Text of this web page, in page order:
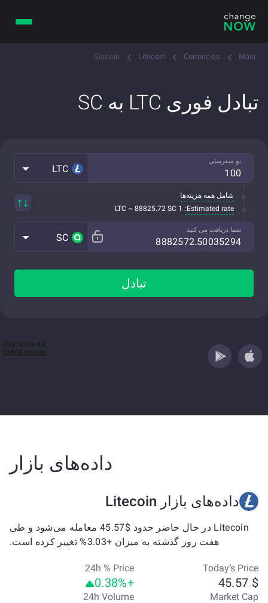
Main
Currencies
Litecoin
Siacoin
تبادل فوری LTC به SC
تو میفرستی
LTC
شامل همه هزینه‌ها
Estimated rate:
1 LTC ~ 88825.72 SC
شما دریافت می کنید
SC
تبادل
داده‌های بازار
داده‌های بازار Litecoin
Litecoin در حال حاضر حدود $45.57 معامله می‌شود و طی
هفت روز گذشته به میزان +3.03% تغییر کرده است.
Today’s Price
$ 45.57
24h % Price
+0.38%
Market Cap
24h Volume